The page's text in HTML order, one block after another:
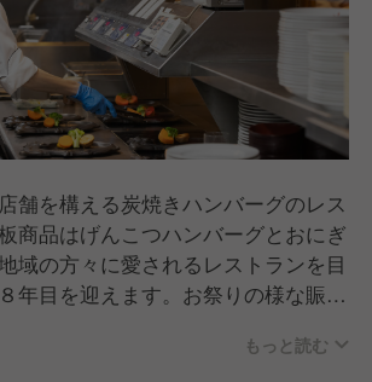
舗を構える炭焼きハンバーグのレス
商品はげんこつハンバーグとおにぎ
域の方々に愛されるレストランを目
年目を迎えます。お祭りの様な賑わ
もっと読む